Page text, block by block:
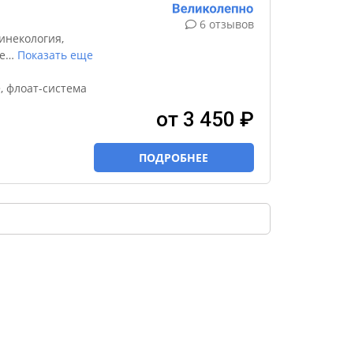
… Показать еще
флоат-система
6 отзывов
от 3 450 ₽
ПОДРОБНЕЕ